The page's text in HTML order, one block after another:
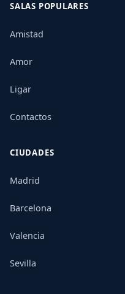
SALAS POPULARES
Amistad
Amor
Ligar
Contactos
CIUDADES
Madrid
Barcelona
Valencia
Sevilla